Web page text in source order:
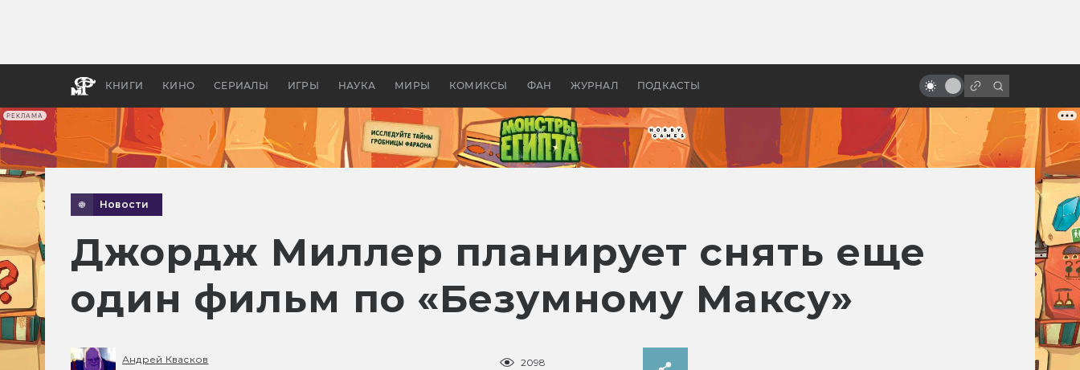
РЕКЛАМА
КНИГИ КИНО СЕРИАЛЫ ИГРЫ НАУКА МИРЫ КОМИКСЫ ФАН ЖУРНАЛ ПОДКАСТЫ
апокалипсис, в России —
бы «Властелина колец»
Парне из пекла
Новости
Джордж Миллер планирует снять еще
один фильм по «Безумному Максу»
Андрей Квасков
2098